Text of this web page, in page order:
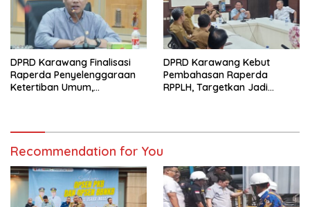
DPRD Karawang Finalisasi
Raperda Penyelenggaraan
Ketertiban Umum,
DPRD Karawang Kebut
Pembahasan Raperda
RPPLH, Targetkan Jadi
Recommendation for You